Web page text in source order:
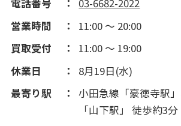
電話番号
03-6682-2022
営業時間
11:00 ～ 20:00
買取受付
11:00 ～ 19:00
休業日
8月19日(水)
最寄り駅
小田急線「豪徳寺駅
「山下駅」 徒歩約3分